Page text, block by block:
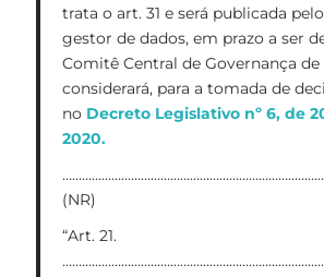
trata o art. 31 e será publicada
gestor de dados, em prazo a ser
Comitê Central de Governança de
considerará, para a tomada de
no Decreto Legislativo nº 6, de
2020.
(NR)
“Art. 21.